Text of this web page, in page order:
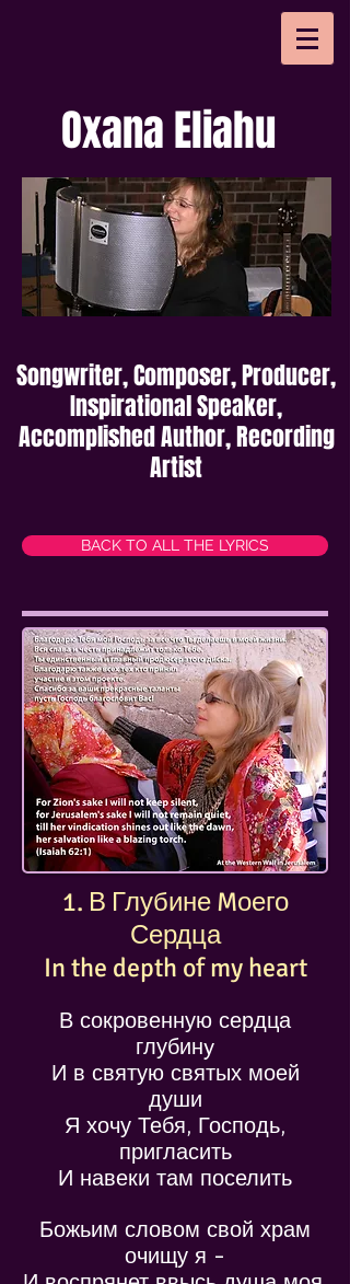
Oxana Eliahu
Songwriter, Composer, Producer,
Inspirational Speaker,
Accomplished Author, Recording
Artist
BACK TO ALL THE LYRICS
1. В Глубине Mоего
Сердца
In the depth of my heart
В сокровенную сердца
глубинy
И в святую святых моей
души
Я хочу Тебя, Господь,
пригласить
И навеки там поселить
Божьим словом свой храм
очищу я -